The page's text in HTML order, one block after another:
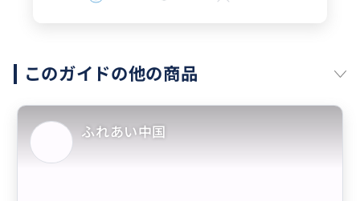
このガイドの他の商品
ふれあい中国